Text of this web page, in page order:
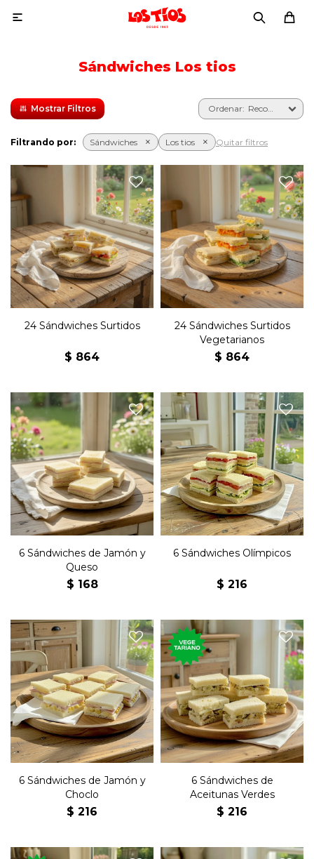

Sándwiches Los tios
Recomendados
Filtrando por: Sándwiches Los tios Quitar filtros
24 sándwiches de copetín
surtidos.
24 Sándwiches Surtidos
$ 864
24 sándwiches vegetarianos
de copetín surtidos.
24 Sándwiches Surtidos
Vegetarianos
$ 864
Seis sándwiches de copetín
con jamón, queso y
manteca en pan blanco,
6 Sándwiches de Jamón y
Queso
$ 168
Seis sándwiches de copetín
olímpicos con jamón, queso,
lechuga, tomate, huevo
duro, manteca y mayonesa
en pan blanco.
6 Sándwiches Olímpicos
$ 216
Seis sándwiches de copetín
con choclo, jamón, huevo y
mayonesa en pan blanco.
6 Sándwiches de Jamón y
Choclo
$ 216
Seis sándwiches de copetín
con aceitunas verdes, queso
y mayonesa en pan blanco.
6 Sándwiches de
Aceitunas Verdes
$ 216